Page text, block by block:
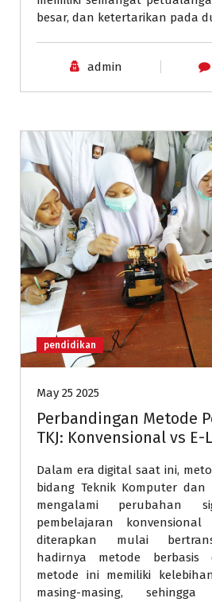
besar, dan ketertarikan pada
admin
pendidikan
May 25 2025
Perbandingan Metode
TKJ: Konvensional vs
Dalam era digital saat ini,
bidang Teknik Komputer dan
mengalami perubahan
pembelajaran
diterapkan mulai
hadirnya metode berbasis
metode ini memiliki
masing-masing,